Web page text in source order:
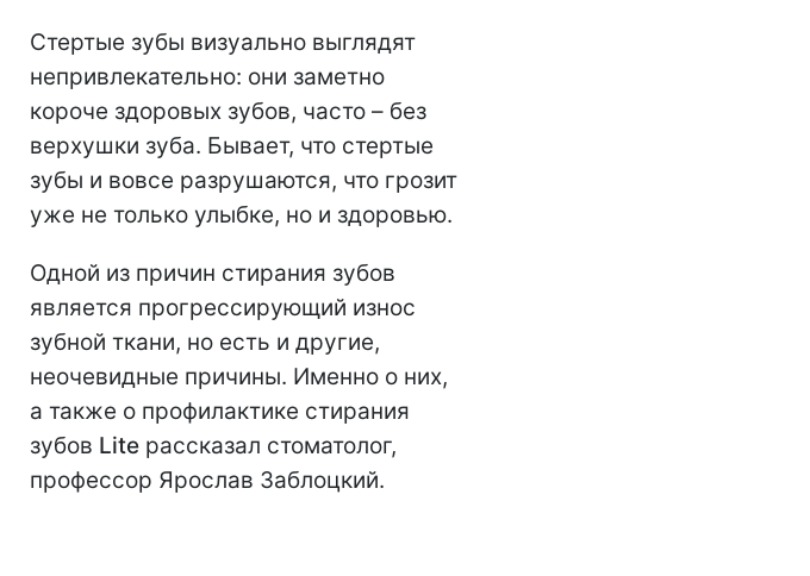
Стертые зубы визуально выглядят
непривлекательно: они заметно
короче здоровых зубов, часто – без
верхушки зуба. Бывает, что стертые
зубы и вовсе разрушаются, что грозит
уже не только улыбке, но и здоровью.
Одной из причин стирания зубов
является прогрессирующий износ
зубной ткани, но есть и другие,
неочевидные причины. Именно о них,
а также о профилактике стирания
зубов Lite рассказал стоматолог,
профессор Ярослав Заблоцкий.